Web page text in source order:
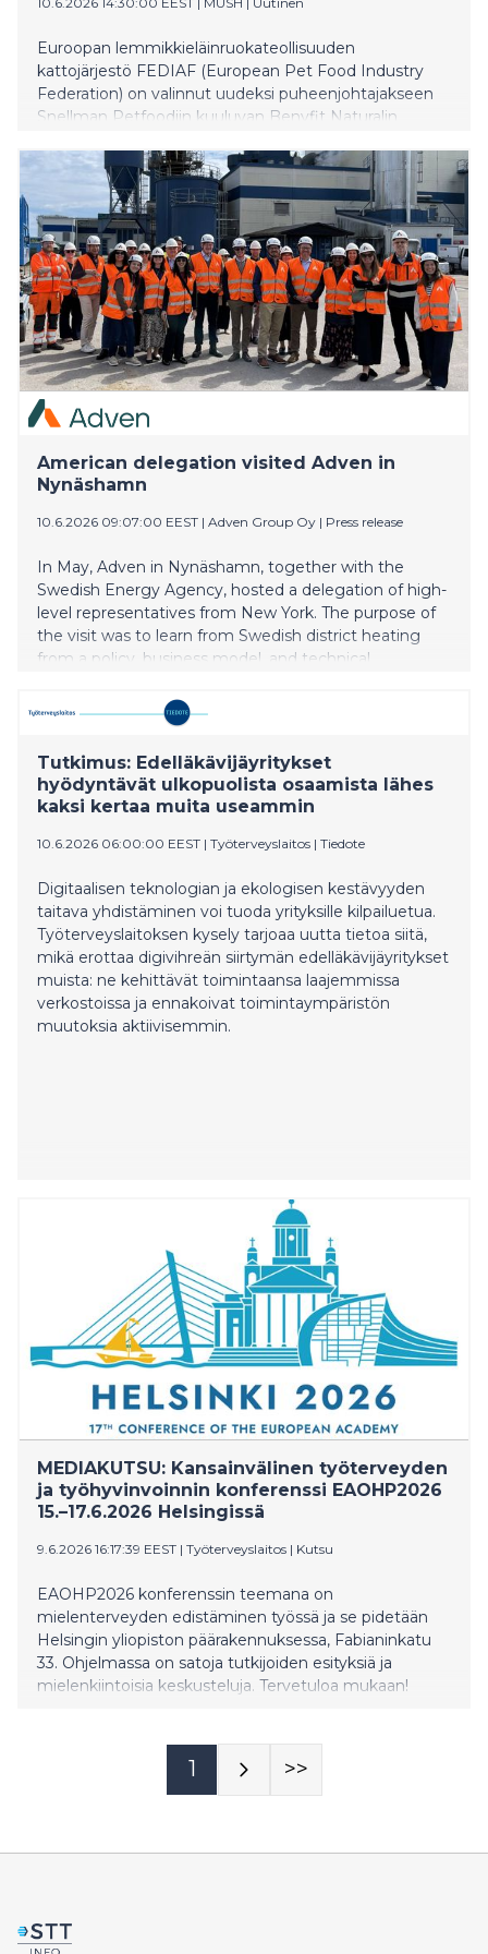
Euroopan lemmikkieläinruokateollisuuden
kattojärjestö FEDIAF (European Pet Food Industry
Federation) on valinnut uudeksi puheenjohtajakseen
Snellman Petfoodiin kuuluvan Benyfit Naturalin
Praaghin. Valinta tehtiin 10. kesäkuuta järjestetyssä
FEDIAFin yleiskokouksessa Brysselissä.
Puheenjohtajakausi on kaksivuotinen ja sitä voidaan
jatkaa enintään kahdella vuodella.
American delegation visited Adven in
Nynäshamn
10.6.2026 09:07:00 EEST | Adven Group Oy | Press release
In May, Adven in Nynäshamn, together with the
Swedish Energy Agency, hosted a delegation of high-
level representatives from New York. The purpose of
the visit was to learn from Swedish district heating
from a policy, business model, and technical
from the use of gas.
Tutkimus: Edelläkävijäyritykset
hyödyntävät ulkopuolista osaamista lähes
kaksi kertaa muita useammin
10.6.2026 06:00:00 EEST | Työterveyslaitos | Tiedote
Digitaalisen teknologian ja ekologisen kestävyyden
taitava yhdistäminen voi tuoda yrityksille kilpailuetua.
Työterveyslaitoksen kysely tarjoaa uutta tietoa siitä,
mikä erottaa digivihreän siirtymän edelläkävijäyritykset
muista: ne kehittävät toimintaansa laajemmissa
verkostoissa ja ennakoivat toimintaympäristön
muutoksia aktiivisemmin.
MEDIAKUTSU: Kansainvälinen työterveyden
ja työhyvinvoinnin konferenssi EAOHP2026
15.–17.6.2026 Helsingissä
9.6.2026 16:17:39 EEST | Työterveyslaitos | Kutsu
EAOHP2026 konferenssin teemana on
mielenterveyden edistäminen työssä ja se pidetään
Helsingin yliopiston päärakennuksessa, Fabianinkatu
33. Ohjelmassa on satoja tutkijoiden esityksiä ja
mielenkiintoisia keskusteluja. Tervetuloa mukaan!
1 >>